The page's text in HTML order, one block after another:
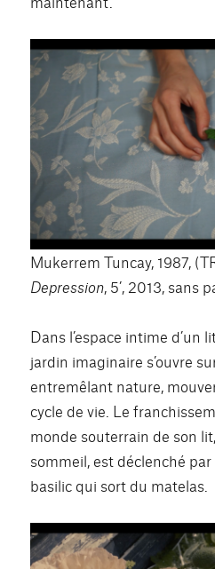
Mukerrem Tuncay, 1987,
Depression, 5’, 2013, sans
Dans l’espace intime d’un
jardin imaginaire s’ouvre
entremêlant nature,
cycle de vie. Le
monde souterrain de son
sommeil, est déclenché
basilic qui sort du matelas.